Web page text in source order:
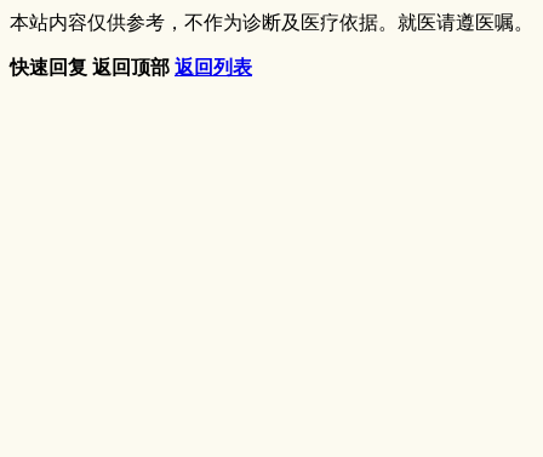
本站内容仅供参考，不作为诊断及医疗依据。就医请遵医嘱。
快速回复 返回顶部 返回列表